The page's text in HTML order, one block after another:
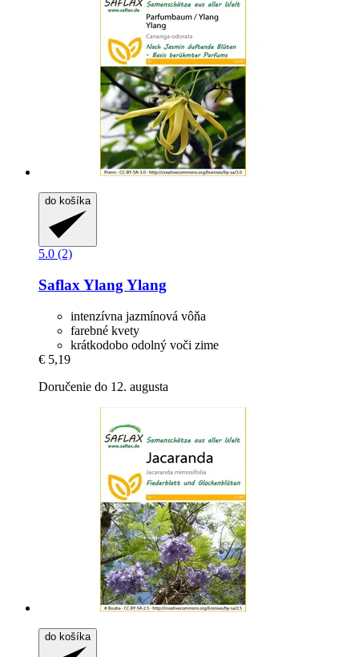
do košíka
5.0 (2)
SaflaxYlang Ylang
intenzívna jazmínová vôňa
farebné kvety
krátkodobo odolný voči zime
€ 5,19
Doručenie do 12. augusta
do košíka